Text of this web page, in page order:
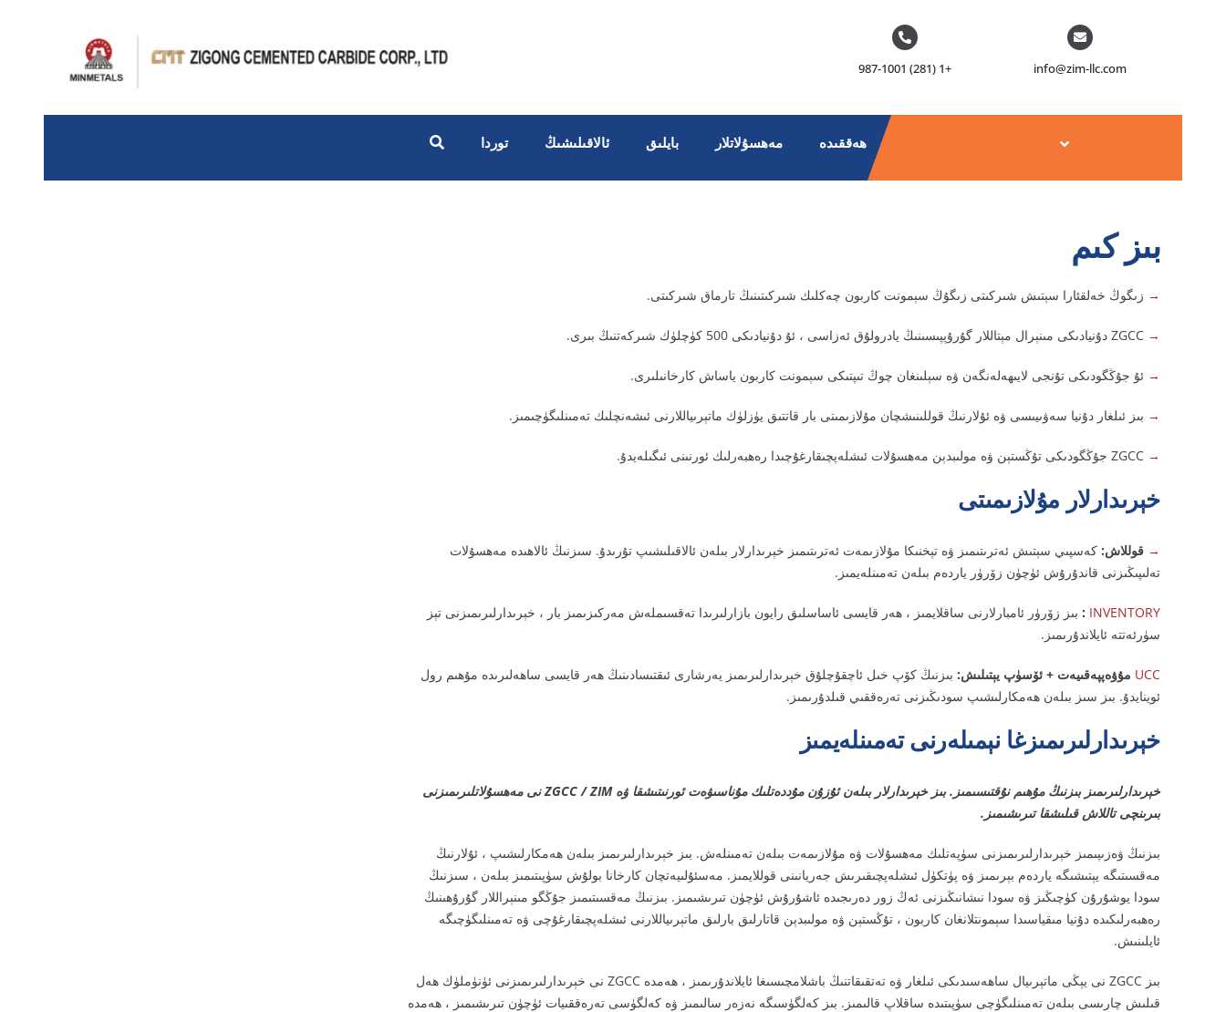
+1 (281) 987-1001 info@zim-llc.com
ھەققىدە مەھسۇلاتلار بايلىق ئالاقىلىشىڭ توردا
بىز كىم
→ زىگوڭ خەلقئارا سېتىش شىركىتى زىگۇڭ سېمونت كاربون چەكلىك شىركىتىنىڭ تارماق شىركىتى.
→
→ ئۇ جۇڭگودىكى تۇنجى لايىھەلەنگەن ۋە سېلىنغان چوڭ تىپتىكى سېمونت كاربون ياساش كارخانىلىرى.
→ بىز ئىلغار دۇنيا سەۋىيىسى ۋە ئۇلارنىڭ قوللىنىشچان مۇلازىمىتى بار قاتتىق يۈزلۈك ماتېرىياللارنى ئىشەنچلىك تەمىنلىگۈچىمىز.
→
خېرىدارلار مۇلازىمىتى
→ قوللاش:كەسپىي سېتىش ئەترىتىمىز ۋە تېخنىكا مۇلازىمەت ئەترىتىمىز خېرىدارلار بىلەن ئالاقىلىشىپ تۇرىدۇ. سىزنىڭ ئالاھىدە مەھسۇلات
تەلىپىڭىزنى قاندۇرۇش ئۈچۈن زۆرۈر ياردەم بىلەن تەمىنلەيمىز.
INVENTORY
:بىز زۆرۈر ئامبارلارنى ساقلايمىز ، ھەر قايسى ئاساسلىق رايون بازارلىرىدا تەقسىملەش مەركىزىمىز بار ، خېرىدارلىرىمىزنى تېز
سۈرئەتتە ئايلاندۇرىمىز.
UCC مۇۋەپپەقىيەت + ئۆسۈپ يېتىلىش:بىزنىڭ كۆپ خىل ئاچقۇچلۇق خېرىدارلىرىمىز يەرشارى ئىقتىسادىنىڭ ھەر قايسى ساھەلىرىدە مۇھىم رول
ئوينايدۇ. بىز سىز بىلەن ھەمكارلىشىپ سودىڭىزنى تەرەققىي قىلدۇرىمىز.
خېرىدارلىرىمىزغا نېمىلەرنى تەمىنلەيمىز
خېرىدارلىرىمىز بىزنىڭ مۇھىم نۇقتىسىمىز. بىز خېرىدارلار بىلەن ئۇزۇن مۇددەتلىك مۇناسىۋەت ئورنىتىشقا ۋە ZGCC / ZIM نى مەھسۇلاتلىرىمىزنى
بىرىنچى تاللاش قىلىشقا تىرىشىمىز.
بىزنىڭ ۋەزىپىمىز خېرىدارلىرىمىزنى سۈپەتلىك مەھسۇلات ۋە مۇلازىمەت بىلەن تەمىنلەش. بىز خېرىدارلىرىمىز بىلەن ھەمكارلىشىپ ، ئۇلارنىڭ
مەقسىتىگە يېتىشىگە ياردەم بېرىمىز ۋە پۈتكۈل ئىشلەپچىقىرىش جەريانىنى قوللايمىز. مەسئۇلىيەتچان كارخانا بولۇش سۈپىتىمىز بىلەن ، سىزنىڭ
سودا يوشۇرۇن كۈچىڭىز ۋە سودا نىشانىڭىزنى ئەڭ زور دەرىجىدە ئاشۇرۇش ئۈچۈن تىرىشىمىز. بىزنىڭ مەقسىتىمىز جۇڭگو مىنېراللار گۇرۇھىنىڭ
رەھبەرلىكىدە دۇنيا مىقياسىدا سېمونتلانغان كاربون ، تۇڭستېن ۋە مولىبدېن قاتارلىق بارلىق ماتېرىياللارنى ئىشلەپچىقارغۇچى ۋە تەمىنلىگۈچىگە
ئايلىنىش.
بىز ZGCC نى يېڭى ماتېرىيال ساھەسىدىكى ئىلغار ۋە تەتقىقاتنىڭ باشلامچىسىغا ئايلاندۇرىمىز ، ھەمدە ZGCC نى خېرىدارلىرىمىزنى ئۈنۈملۈك ھەل
قىلىش چارىسى بىلەن تەمىنلىگۈچى سۈپىتىدە ساقلاپ قالىمىز. بىز كەلگۈسىگە نەزەر سالىمىز ۋە كەلگۈسى تەرەققىيات ئۈچۈن تىرىشىمىز ، ھەمدە